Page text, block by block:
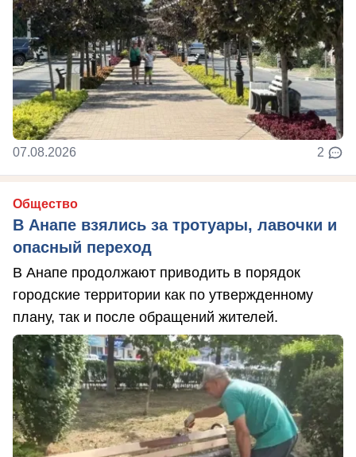
07.08.2026 2
Общество
В Анапе взялись за тротуары, лавочки и
опасный переход
В Анапе продолжают приводить в порядок
городские территории как по утвержденному
плану, так и после обращений жителей.